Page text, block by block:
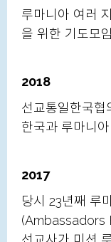
루마니아 여러
을 위한 기도모
2018
선교통일한국협
한국과 루마니
2017
당시 23년째 루
(Ambassadors